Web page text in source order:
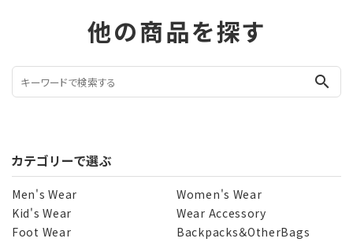
他の商品を探す
search
カテゴリーで選ぶ
Men's Wear
Women's Wear
Kid's Wear
Wear Accessory
Foot Wear
Backpacks＆OtherBags